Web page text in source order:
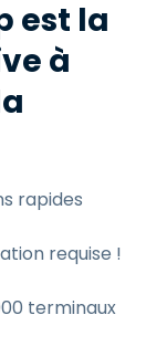
est la
à
rapides
requise !
terminaux